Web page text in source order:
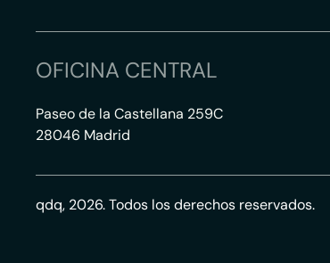
OFICINA CENTRAL
Paseo de la Castellana 259C
28046 Madrid
qdq, 2026. Todos los derechos reservados.